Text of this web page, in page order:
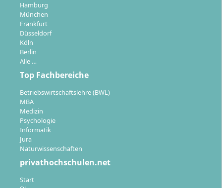
Hamburg
München
Frankfurt
Düsseldorf
Köln
Berlin
Alle …
Top Fachbereiche
Betriebswirtschaftslehre (BWL)
MBA
Medizin
Psychologie
Informatik
Jura
Naturwissenschaften
privathochschulen.net
Start